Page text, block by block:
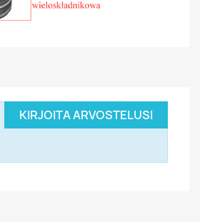
KIRJOITA ARVOSTELUSI